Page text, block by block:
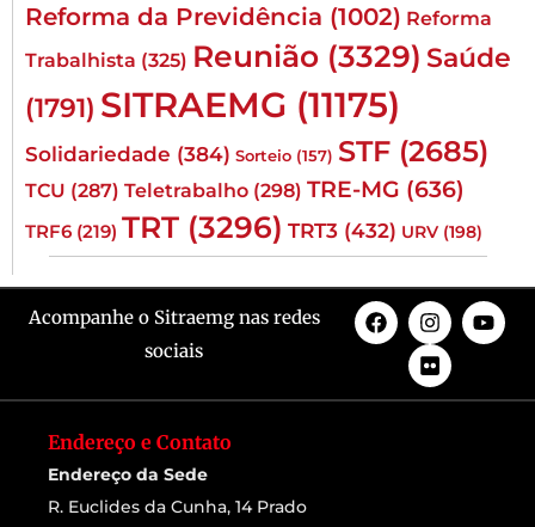
Reforma da Previdência (1002) Reforma
Trabalhista (325) Reunião (3329) Saúde
(1791) SITRAEMG (11175)
Solidariedade (384) Sorteio (157) STF (2685)
TCU (287) Teletrabalho (298) TRE-MG (636)
TRF6 (219) TRT (3296) TRT3 (432) URV (198)
Acompanhe o Sitraemg nas redes
sociais
Endereço e Contato
Endereço da Sede
R. Euclides da Cunha, 14 Prado